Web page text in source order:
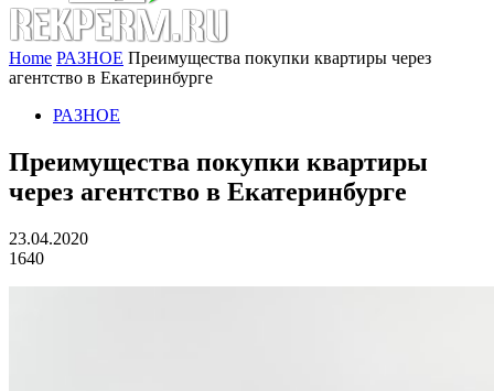
Home РАЗНОЕ Преимущества покупки квартиры через
агентство в Екатеринбурге
РАЗНОЕ
Преимущества покупки квартиры
через агентство в Екатеринбурге
23.04.2020
1640